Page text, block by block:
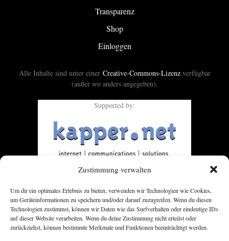
Zustimmung verwalten
Um dir ein optimales Erlebnis zu bieten, verwenden wir Technologien wie Cookies,
um Geräteinformationen zu speichern und/oder darauf zuzugreifen. Wenn du diesen
Technologien zustimmst, können wir Daten wie das Surfverhalten oder eindeutige IDs
auf dieser Website verarbeiten. Wenn du deine Zustimmung nicht erteilst oder
zurückziehst, können bestimmte Merkmale und Funktionen beeinträchtigt werden.
Transparenz
Shop
Einloggen
Alle Inhalte sind unter einer Creative-Commons-Lizenzverfügbar
(außer wo anders angegeben).
Supported by: